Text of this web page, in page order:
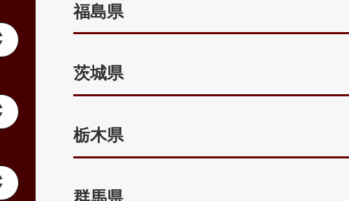
福島県
茨城県
栃木県
群馬県